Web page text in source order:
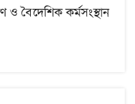
ও বৈদেশিক কর্মসংস্থান